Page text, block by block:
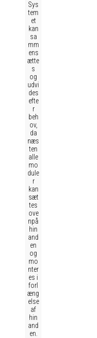
Sys
tem
et
kan
sa
mm
ens
ætte
s
og
udvi
des
efte
r
beh
ov,
da
næs
ten
alle
mo
dule
r
kan
sæt
tes
ove
npå
hin
and
en
og
mo
nter
es i
forl
æng
else
af
hin
and
en.